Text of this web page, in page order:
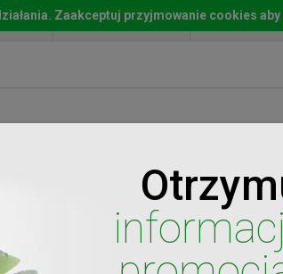
Moje konto Lista
Zaakceptuj przyjmowanie cookies